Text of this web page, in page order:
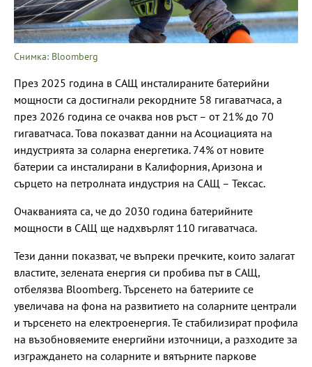
Снимка: Bloomberg
През 2025 година в САЩ инсталираните батерийни
мощности са достигнали рекордните 58 гигаватчаса, а
през 2026 година се очаква нов ръст – от 21% до 70
гигаватчаса. Това показват данни на Асоциацията на
индустрията за соларна енергетика. 74% от новите
батерии са инсталирани в Калифорния, Аризона и
сърцето на петролната индустрия на САЩ – Тексас.
Очакванията са, че до 2030 година батерийните
мощности в САЩ ще надхвърлят 110 гигаватчаса.
Тези данни показват, че въпреки пречките, които залагат
властите, зелената енергия си пробива път в САЩ,
отбелязва Bloomberg. Търсенето на батериите се
увеличава на фона на развитието на соларните централи
и търсенето на електроенергия. Те стабилизират профила
на възобновяемите енергийни източници, а разходите за
изграждането на соларните и вятърните паркове